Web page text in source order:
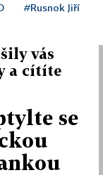
#Rusnok Jiří
vás
a cítíte
se